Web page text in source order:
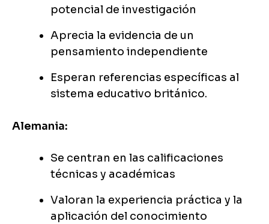
potencial de investigación
Aprecia la evidencia de un
pensamiento independiente
Esperan referencias específicas al
sistema educativo británico.
Alemania:
Se centran en las calificaciones
técnicas y académicas
Valoran la experiencia práctica y la
aplicación del conocimiento